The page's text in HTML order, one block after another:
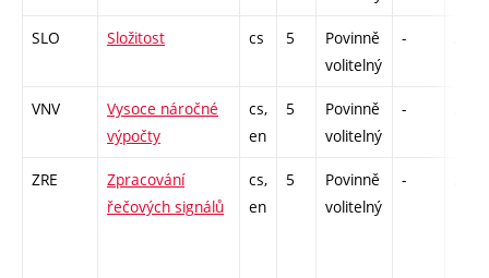
SLO Složitost cs 5
Povinně
volitelný
-
VNV
Vysoce náročné
výpočty
cs,
en
5
Povinně
volitelný
-
ZRE
Zpracování
řečových signálů
cs,
en
5
Povinně
volitelný
-